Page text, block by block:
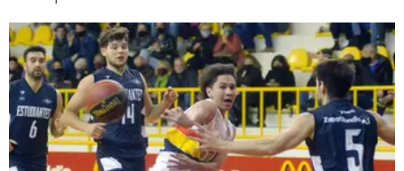
Economía y campo
Economía y finanzas
Con el campo
Espacio empresas
Sociedad y tiempo
libre
Sociedad
Tecnología
Turismo